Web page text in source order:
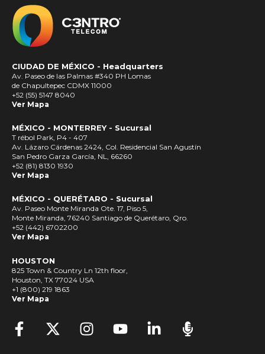
CIUDAD DE MÉXICO - Headquarters
Av. Paseo de las Palmas #340 PH Lomas
de Chapultepec CDMX 11000
+52 (55) 5147 8040
Ver Mapa
MÉXICO - MONTERREY - Sucursal
T rébol Park, P4 - 407
Av. Lázaro Cárdenas 2424, Col. Residencial San Agustín
San Pedro Garza García, NL, 66260
+52 (81) 8130 1930
Ver Mapa
MÉXICO - QUERÉTARO - Sucursal
Av. Paseo Monte Miranda Ote. 17, Piso 5,
Monte Miranda, 76240 Santiago de Querétaro, Qro.
+52 (442) 6702200
Ver Mapa
HOUSTON
825 Town & Country Ln 12th floor,
Houston, TX 77024 USA
+1 (800) 219 1863
Ver Mapa